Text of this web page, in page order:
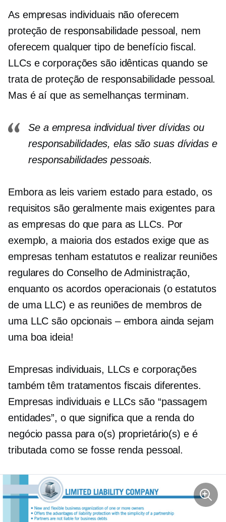
As empresas individuais não oferecem
proteção de responsabilidade pessoal, nem
oferecem qualquer tipo de benefício fiscal.
LLCs e corporações são idênticas quando se
trata de proteção de responsabilidade pessoal.
Mas é aí que as semelhanças terminam.
Se a empresa individual tiver dívidas ou
responsabilidades, elas são suas dívidas e
responsabilidades pessoais.
Embora as leis variem estado para estado, os
requisitos são geralmente mais exigentes para
as empresas do que para as LLCs. Por
exemplo, a maioria dos estados exige que as
empresas tenhamestatutose realizar reuniões
regulares do Conselho de Administração,
enquanto os acordos operacionais (oestatutos
de uma LLC) e as reuniões de membros de
uma LLC são opcionais – embora ainda sejam
uma boa ideia!
Empresas individuais, LLCs e corporações
também têm tratamentos fiscais diferentes.
Empresas individuais e LLCs são “passagem
entidades”, o que significa que a renda do
negócio passa para o(s) proprietário(s) e é
tributada como se fosse renda pessoal.